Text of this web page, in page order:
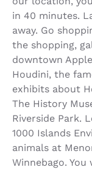
in 40 minutes.
away. Go
the shopping,
downtown
Houdini, the
exhibits about
The History
Riverside Park.
1000 Islands
animals at
Winnebago.